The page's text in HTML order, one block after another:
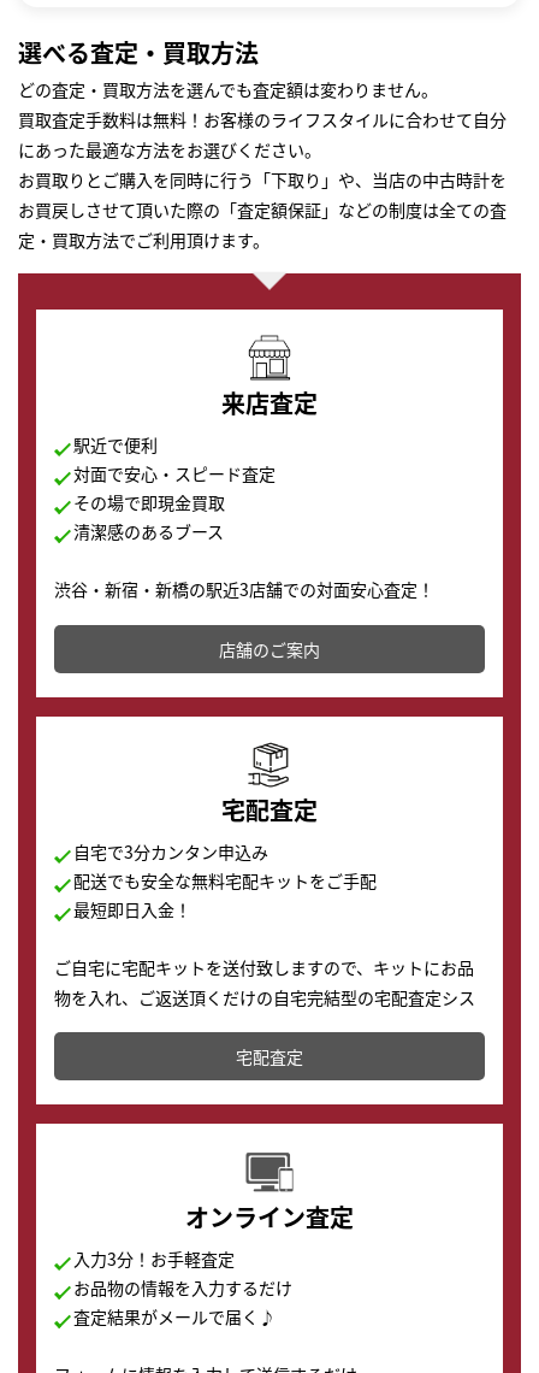
選べる査定・買取方法
どの査定・買取方法を選んでも査定額は変わりません。
買取査定手数料は無料！お客様のライフスタイルに合わせて自分
にあった最適な方法をお選びください。
お買取りとご購入を同時に行う「下取り」や、当店の中古時計を
お買戻しさせて頂いた際の「査定額保証」などの制度は全ての査
定・買取方法でご利用頂けます。
来店査定
駅近で便利
対面で安心・スピード査定
その場で即現金買取
清潔感のあるブース
渋谷・新宿・新橋の駅近3店舗での対面安心査定！
その場で現金買取致します。渋谷本店では、時計販売の
店舗を併設しており、下取りに出してお得に新しい時計
の購入もできます♪
店舗のご案内
宅配査定
自宅で3分カンタン申込み
配送でも安全な無料宅配キットをご手配
最短即日入金！
ご自宅に宅配キットを送付致しますので、キットにお品
物を入れ、ご返送頂くだけの自宅完結型の宅配査定シス
テムです。
配送でも簡単&安全に査定・買取に出すことが可能で
す。
宅配査定
オンライン査定
入力3分！お手軽査定
お品物の情報を入力するだけ
査定結果がメールで届く♪